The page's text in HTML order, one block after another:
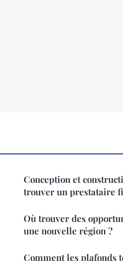
Conception et
trouver un prestataire
Où trouver des
une nouvelle région ?
Comment les plafonds